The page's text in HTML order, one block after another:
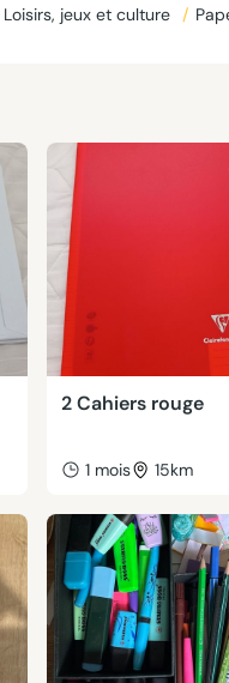
Loisirs, jeux et culture /
2 Cahiers rouge
1 mois 15km